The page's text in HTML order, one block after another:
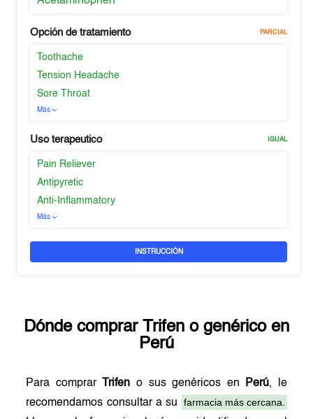
Opción de tratamiento PARCIAL
Toothache
Tension Headache
Sore Throat
Más
Uso terapeutico IGUAL
Pain Reliever
Antipyretic
Anti-Inflammatory
Más
INSTRUCCIÓN
Dónde comprar Trifen o genérico en
Perú
Para comprar Trifen o sus genéricos en Perú, le
recomendamos consultar a su
farmacia más cercana.